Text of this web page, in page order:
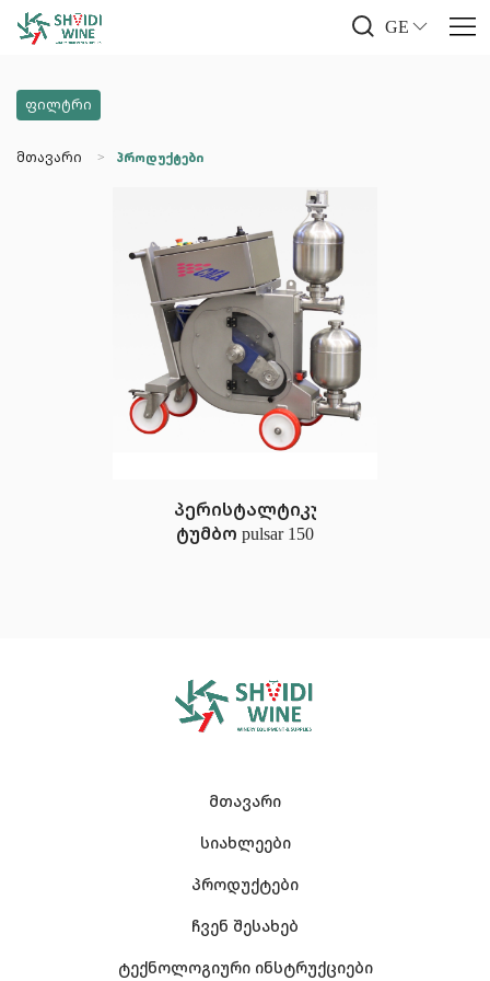
GE
ფილტრი
მთავარი პროდუქტები
პერისტალტიკური
ტუმბო pulsar 150
მთავარი
სიახლეები
პროდუქტები
ჩვენ შესახებ
ტექნოლოგიური ინსტრუქციები